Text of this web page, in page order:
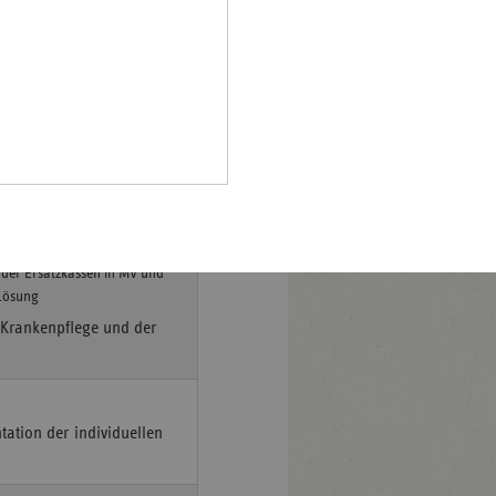
Ersatzkassen in MV und
und der
der individuellen